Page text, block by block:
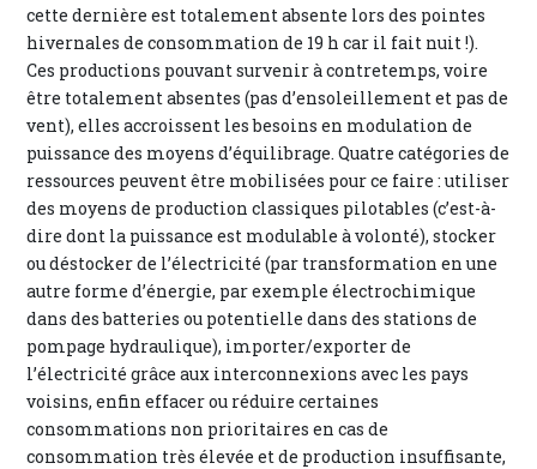
cette dernière est totalement absente lors des pointes
hivernales de consommation de 19 h car il fait nuit !).
Ces productions pouvant survenir à contretemps, voire
être totalement absentes (pas d’ensoleillement et pas de
vent), elles accroissent les besoins en modulation de
puissance des moyens d’équilibrage. Quatre catégories de
ressources peuvent être mobilisées pour ce faire : utiliser
des moyens de production classiques pilotables (c’est-à-
dire dont la puissance est modulable à volonté), stocker
ou déstocker de l’électricité (par transformation en une
autre forme d’énergie, par exemple électrochimique
dans des batteries ou potentielle dans des stations de
pompage hydraulique), importer/exporter de
l’électricité grâce aux interconnexions avec les pays
voisins, enfin effacer ou réduire certaines
consommations non prioritaires en cas de
consommation très élevée et de production insuffisante,